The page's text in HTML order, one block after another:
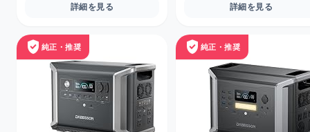
詳細を見る 詳細を見る
verified_user 純正・推奨 verified_user 純正・推奨